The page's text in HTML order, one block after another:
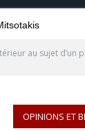
au sujet
OPINIONS ET